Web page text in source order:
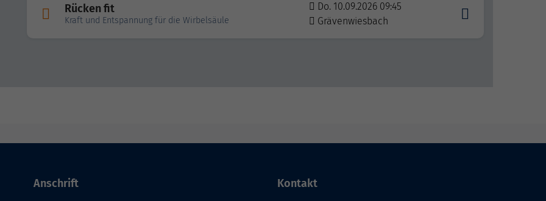
Rücken fit
Kraft und Entspannung für die Wirbelsäule
Do. 10.09.2026 09:45
Grävenwiesbach
Anschrift Kontakt